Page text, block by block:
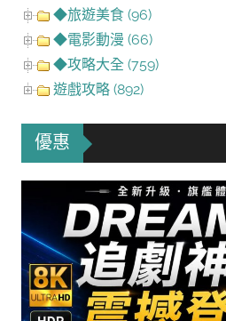
◆旅遊美食 (96)
◆電影動漫 (66)
◆攻略大全 (759)
遊戲攻略 (892)
優惠